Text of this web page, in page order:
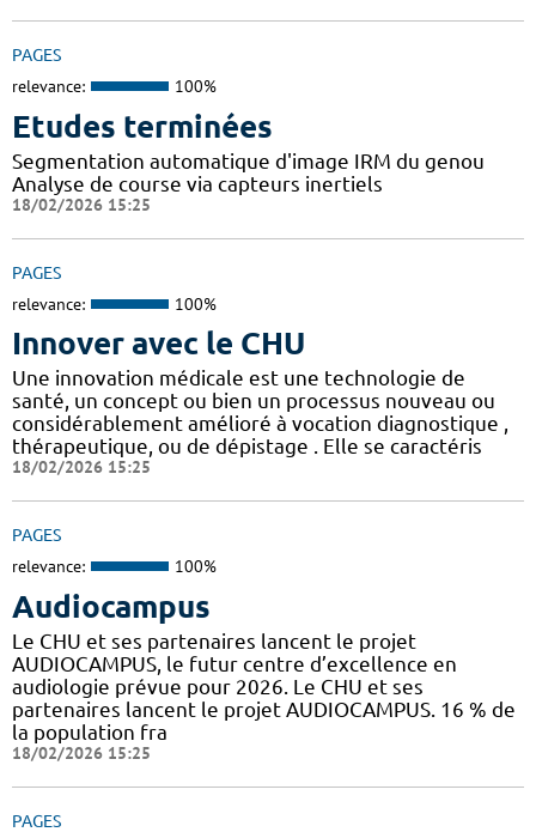
PAGES
relevance: 100%
Etudes terminées
Segmentation automatique d'image IRM du genou
Analyse de course via capteurs inertiels
18/02/2026 15:25
PAGES
relevance: 100%
Innover avec le CHU
Une innovation médicale est une technologie de
santé, un concept ou bien un processus nouveau ou
considérablement amélioré à vocation diagnostique ,
thérapeutique, ou de dépistage . Elle se caractéris
18/02/2026 15:25
PAGES
relevance: 100%
Audiocampus
Le CHU et ses partenaires lancent le projet
AUDIOCAMPUS, le futur centre d’excellence en
audiologie prévue pour 2026. Le CHU et ses
partenaires lancent le projet AUDIOCAMPUS. 16 % de
la population fra
18/02/2026 15:25
PAGES